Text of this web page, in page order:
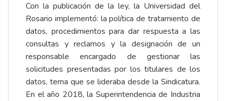
Con la publicación de la ley, la Universidad del
Rosario implementó: la política de tratamiento de
datos, procedimientos para dar respuesta a las
consultas y reclamos y la designación de un
responsable encargado de gestionar las
solicitudes presentadas por los titulares de los
datos, tema que se lideraba desde la Sindicatura.
En el año 2018, la Superintendencia de Industria